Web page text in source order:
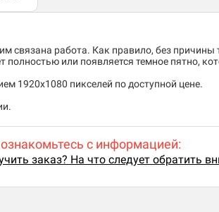
связана работа. Как правило, без причины
или появляется темное пятно,
1920x1080 пикселей по доступной цене.
с информацией:
заказ? На что следует обратить